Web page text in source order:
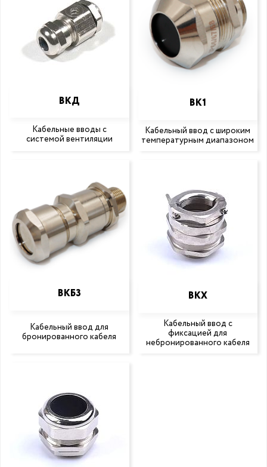
ВКД
Кабельные вводы с
системой вентиляции
ВК1
Кабельный ввод с широким
температурным диапазоном
ВКБ3
Кабельный ввод для
бронированного кабеля
ВКХ
Кабельный ввод с
фиксацией для
небронированного кабеля